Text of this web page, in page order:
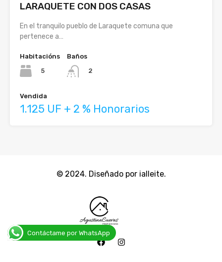
LARAQUETE CON DOS CASAS
En el tranquilo pueblo de Laraquete comuna que
pertenece a…
Habitacións
5
Baños
2
Vendida
1.125 UF + 2 % Honorarios
© 2024. Diseñado por ialleite.
Contáctame por WhatsApp